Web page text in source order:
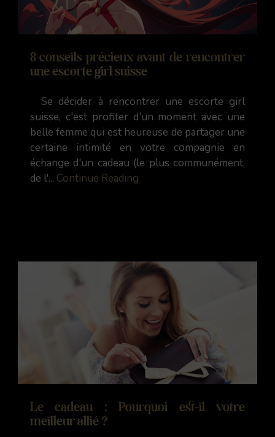
8 conseils précieux avant de rencontrer
une escorte girl suisse
Se décider à rencontrer une escorte girl
suisse, c'est profiter d'un moment avec une
belle femme qui est heureuse de partager une
certaine intimité en votre compagnie en
échange d'un cadeau (le plus communément,
de l'... Continue Reading
Le cadeau : Pourquoi est-il votre
meilleur allié ?